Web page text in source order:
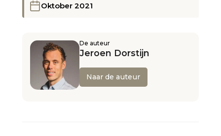
Oktober 2021
De auteur
Jeroen Dorstijn
Naar de auteur